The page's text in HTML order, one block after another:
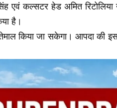
कल्सटर हेड अमित रिटोलिया
है।
किया जा सकेगा। आपदा की